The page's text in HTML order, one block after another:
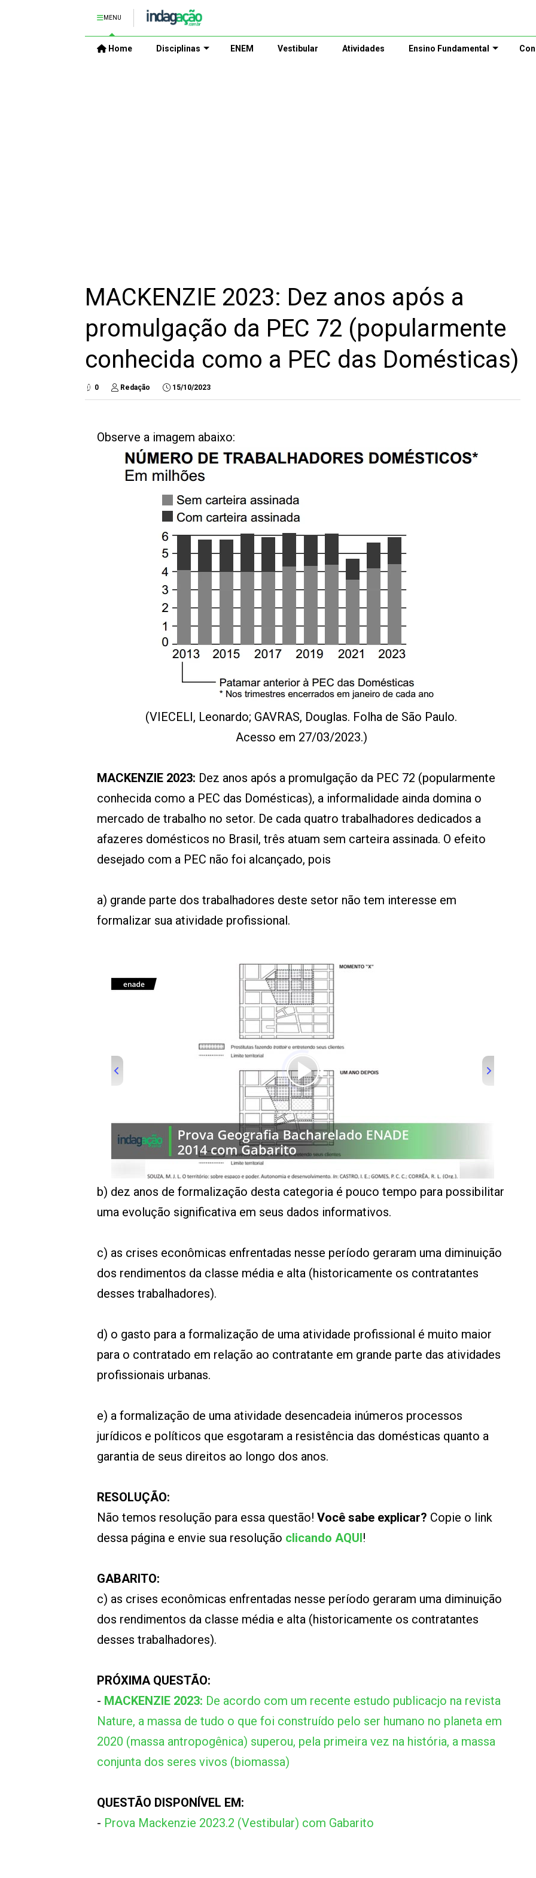
MENU
Home Disciplinas ENEM Vestibular Atividades Ensino Fundamental
MACKENZIE 2023: Dez anos após a
promulgação da PEC 72 (popularmente
conhecida como a PEC das Domésticas)
0 Redação 15/10/2023
Observe a imagem abaixo:
(VIECELI, Leonardo; GAVRAS, Douglas. Folha de São Paulo.
Acesso em 27/03/2023.)
MACKENZIE 2023: Dez anos após a promulgação da PEC 72 (popularmente
conhecida como a PEC das Domésticas), a informalidade ainda domina o
mercado de trabalho no setor. De cada quatro trabalhadores dedicados a
afazeres domésticos no Brasil, três atuam sem carteira assinada. O efeito
desejado com a PEC não foi alcançado, pois
a) grande parte dos trabalhadores deste setor não tem interesse em
formalizar sua atividade profissional.
b) dez anos de formalização desta categoria é pouco tempo para possibilitar
uma evolução significativa em seus dados informativos.
c) as crises econômicas enfrentadas nesse período geraram uma diminuição
dos rendimentos da classe média e alta (historicamente os contratantes
desses trabalhadores).
d) o gasto para a formalização de uma atividade profissional é muito maior
para o contratado em relação ao contratante em grande parte das atividades
profissionais urbanas.
e) a formalização de uma atividade desencadeia inúmeros processos
jurídicos e políticos que esgotaram a resistência das domésticas quanto a
garantia de seus direitos ao longo dos anos.
RESOLUÇÃO:
Não temos resolução para essa questão! Você sabe explicar? Copie o link
dessa página e envie sua resolução clicando AQUI!
GABARITO:
c) as crises econômicas enfrentadas nesse período geraram uma diminuição
dos rendimentos da classe média e alta (historicamente os contratantes
desses trabalhadores).
PRÓXIMA QUESTÃO:
- MACKENZIE 2023: De acordo com um recente estudo publicacjo na revista
Nature, a massa de tudo o que foi construído pelo ser humano no planeta em
2020 (massa antropogênica) superou, pela primeira vez na história, a massa
conjunta dos seres vivos (biomassa)
QUESTÃO DISPONÍVEL EM:
- Prova Mackenzie 2023.2 (Vestibular) com Gabarito